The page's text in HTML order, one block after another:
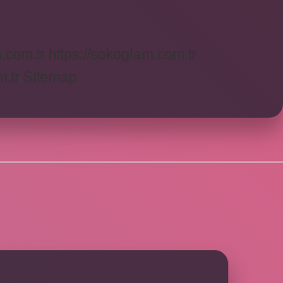
https://sokoglam.com.tr
Sitemap